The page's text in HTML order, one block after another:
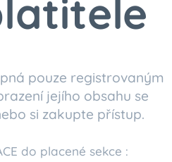
pouze registrovaným
jejího obsahu se
si zakupte přístup.
do placené sekce :